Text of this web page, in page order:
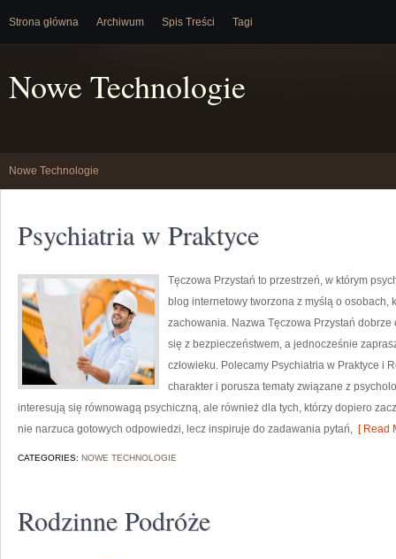
Strona główna Archiwum Spis Treści Tagi
Nowe Technologie
Nowe Technologie
Psychiatria w Praktyce
Tęczowa Przystań to przestrzeń, w którym
blog internetowy tworzona z myślą o osobach,
zachowania. Nazwa Tęczowa Przystań
się z bezpieczeństwem, a jednocześnie
człowieku. Polecamy Psychiatria w Praktyce i
charakter i porusza tematy związane z
interesują się równowagą psychiczną, ale również dla tych, którzy dopiero
nie narzuca gotowych odpowiedzi, lecz inspiruje do zadawania pytań, [ Read
CATEGORIES: NOWE TECHNOLOGIE
Rodzinne Podróże